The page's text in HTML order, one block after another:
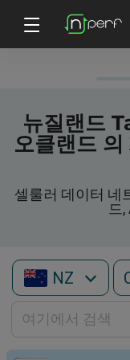
뉴질랜드
오클랜드
셀룰러 데이터 네
드
NZ